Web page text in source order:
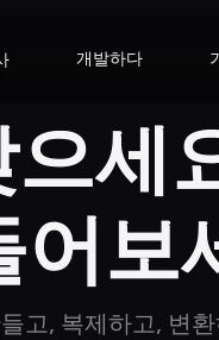
개발하다
세
어보
고, 복제하고, 변